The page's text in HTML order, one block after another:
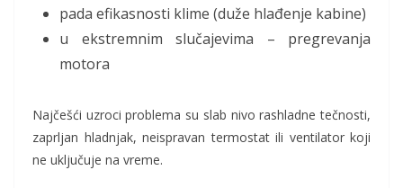
pada efikasnosti klime (duže hlađenje kabine)
u ekstremnim slučajevima – pregrevanja
motora
Najčešći uzroci problema su slab nivo rashladne tečnosti,
zaprljan hladnjak, neispravan termostat ili ventilator koji
ne uključuje na vreme.